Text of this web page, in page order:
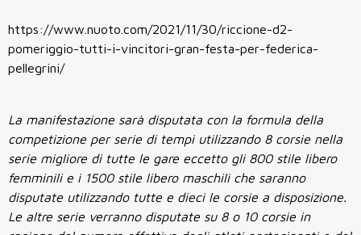
https://www.nuoto.com/2021/11/30/riccione-d2-
pomeriggio-tutti-i-vincitori-gran-festa-per-federica-
pellegrini/
La manifestazione sarà disputata con la formula della
competizione per serie di tempi utilizzando 8 corsie nella
serie migliore di tutte le gare eccetto gli 800 stile libero
femminili e i 1500 stile libero maschili che saranno
disputate utilizzando tutte e dieci le corsie a disposizione.
Le altre serie verranno disputate su 8 o 10 corsie in